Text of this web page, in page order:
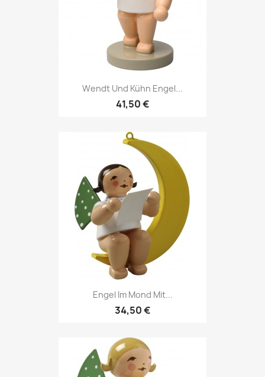
Wendt Und Kühn Engel...
41,50 €
Engel Im Mond Mit...
34,50 €